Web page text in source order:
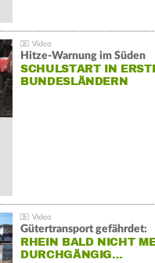
Hitze-Warnung im Süden
SCHULSTART IN
BUNDESLÄNDERN
Gütertransport gefährdet:
RHEIN BALD NICHT
DURCHGÄNGIG…